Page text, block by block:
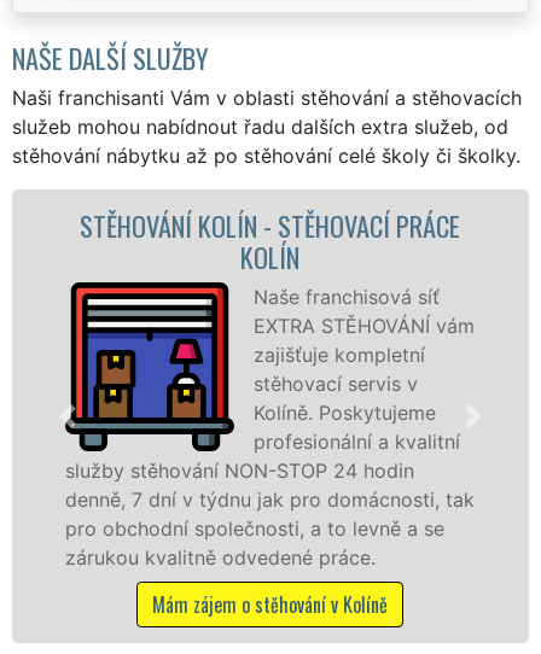
NAŠE DALŠÍ SLUŽBY
Naši franchisanti Vám v oblasti stěhování a stěhovacích
služeb mohou nabídnout řadu dalších extra služeb, od
stěhování nábytku až po stěhování celé školy či školky.
- STĚHOVACÍ PRÁCE
Naše franchisová síť
EXTRA STĚHOVÁNÍ vám
zajišťuje kompletní
stěhovací servis v
Kolíně. Poskytujeme
profesionální a kvalitní
NON-STOP 24 hodin
jak pro domácnosti, tak
a to levně a se
odvedené práce.
o stěhování v Kolíně
STĚHOVACÍ
služby
celém okresu
franchisové sítě
Nabízíme
včetně víkendů a
Mám zájem